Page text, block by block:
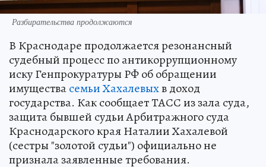
Разбирательства продолжаются
В Краснодаре продолжается резонансный
судебный процесс по антикоррупционному
иску Генпрокуратуры РФ об обращении
имуществасемьи Хахалевыхв доход
государства. Как сообщает ТАСС из зала суда,
защита бывшей судьи Арбитражного суда
Краснодарского края Наталии Хахалевой
(сестры "золотой судьи") официально не
признала заявленные требования.